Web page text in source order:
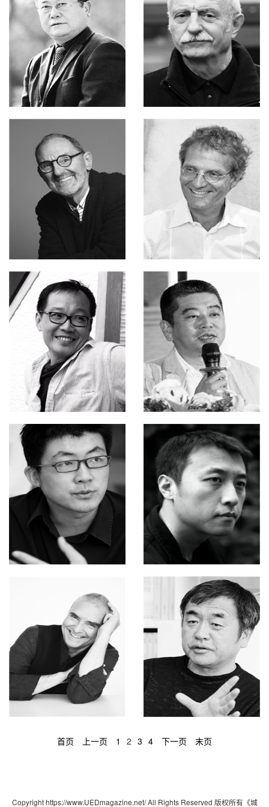
首页 上一页 1 2 3 4 下一页 末页
Copyright https://www.UEDmagazine.net/ All Rights Reserved 版权所有《城